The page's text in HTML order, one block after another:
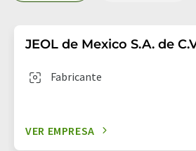
JEOL de Mexico S.A. de
Fabricante
VER EMPRESA